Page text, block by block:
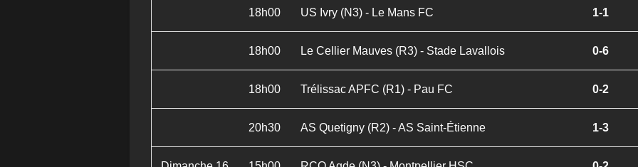
18h00 US Ivry (N3) - Le Mans FC 1-1
18h00 Le Cellier Mauves (R3) - Stade Lavallois 0-6
18h00 Trélissac APFC (R1) - Pau FC 0-2
20h30 AS Quetigny (R2) - AS Saint-Étienne 1-3